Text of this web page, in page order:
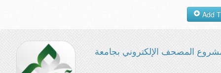
المصحف الإلكتروني بجامعة